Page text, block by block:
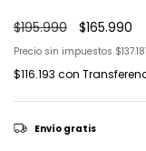
$195.990 $165.990
Precio sin impuestos
$116.193 con
Envío gratis